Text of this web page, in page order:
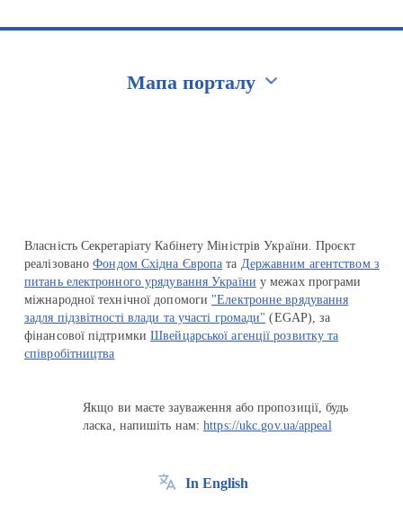
Мапа порталу
Власність Секретаріату Кабінету Міністрів України. Проєкт
реалізованоФондом Східна Європа та Державним агентством з
питань електронного урядування України у межах програми
міжнародної технічної допомоги "Електронне врядування
задля підзвітності влади та участі громади" (EGAP), за
фінансової підтримкиШвейцарської агенції розвитку та
співробітництва
Якщо ви маєте зауваження або пропозиції, будь
ласка, напишіть нам:https://ukc.gov.ua/appeal
In English